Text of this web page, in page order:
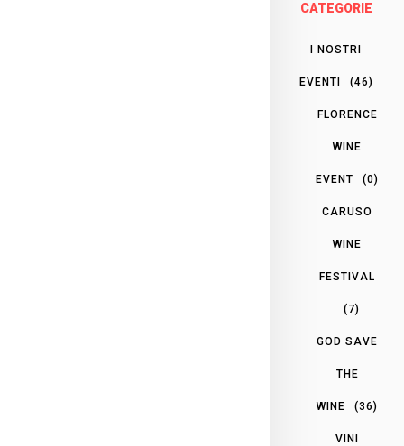
CATEGORIE
I NOSTRI
EVENTI (46)
FLORENCE
WINE
EVENT (0)
CARUSO
WINE
FESTIVAL
(7)
GOD SAVE
THE
WINE (36)
VINI